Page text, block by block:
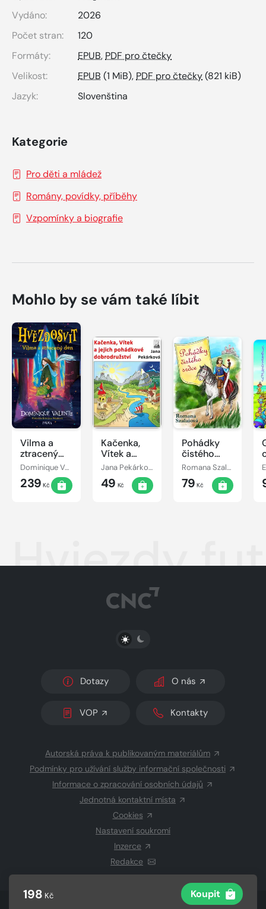
198 Kč Koupit
Vydáno:
2026
Počet stran:
120
Formáty:
EPUB, PDF pro čtečky
Velikost:
EPUB (1 MiB), PDF pro čtečky(821 kiB)
Jazyk:
Slovenština
Kategorie
Pro děti a mládež
Romány, povídky, příběhy
Vzpomínky a biografie
Mohlo by se vám také líbit
Vilma a
ztracený
den
Dominique Valente
239 Kč
Kačenka,
Vítek a
jejich
pohádkové
dobrodružství
Jana Pekárková
49 Kč
Pohádky
čistého
srdce
Romana Szalaiová
79 Kč
Hviezdy
PŘEPNOUT SVĚTLÝ/TMAVÝ REŽIM
Dotazy O nás
VOP Kontakty
Autorská práva k publikovaným materiálům
Podmínky pro užívání služby informační společnosti
Informace o zpracování osobních údajů
Jednotná kontaktní místa
Cookies
Nastavení soukromí
Inzerce
Redakce